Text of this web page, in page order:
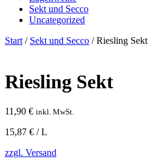
Sekt und Secco
Uncategorized
Start/ Sekt und Secco / Riesling Sekt
Riesling Sekt
11,90 € inkl. MwSt.
15,87 € / L
zzgl. Versand